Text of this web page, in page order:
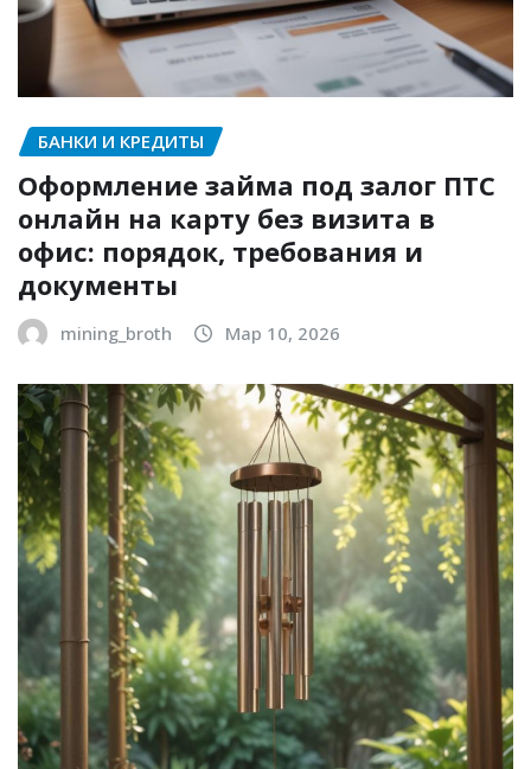
БАНКИ И КРЕДИТЫ
Оформление займа под залог ПТС
онлайн на карту без визита в
офис: порядок, требования и
документы
mining_broth Мар 10, 2026